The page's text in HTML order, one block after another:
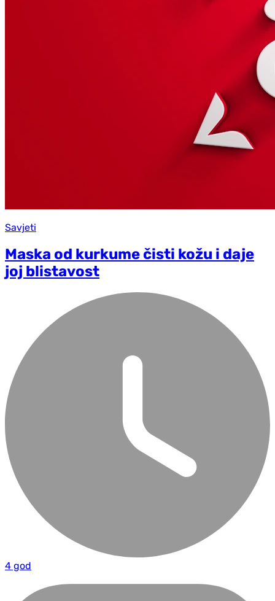
Savjeti
Maska od kurkume čisti kožu i daje
joj blistavost
4 god